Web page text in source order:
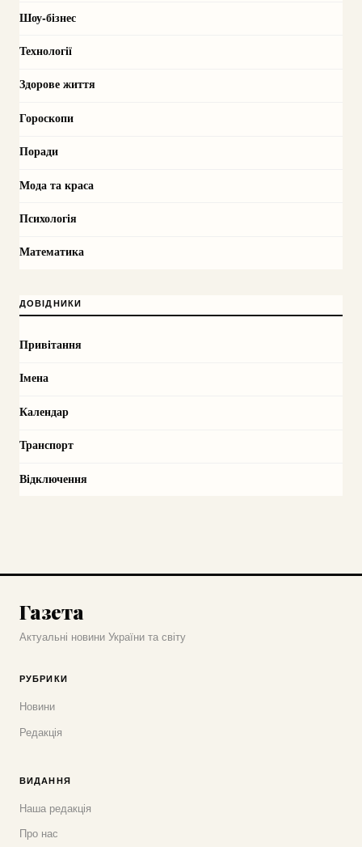
Шоу-бізнес
Технології
Здорове життя
Гороскопи
Поради
Мода та краса
Психологія
Математика
ДОВІДНИКИ
Привітання
Імена
Календар
Транспорт
Відключення
Газета
Актуальні новини України та світу
РУБРИКИ
Новини
Редакція
ВИДАННЯ
Наша редакція
Про нас